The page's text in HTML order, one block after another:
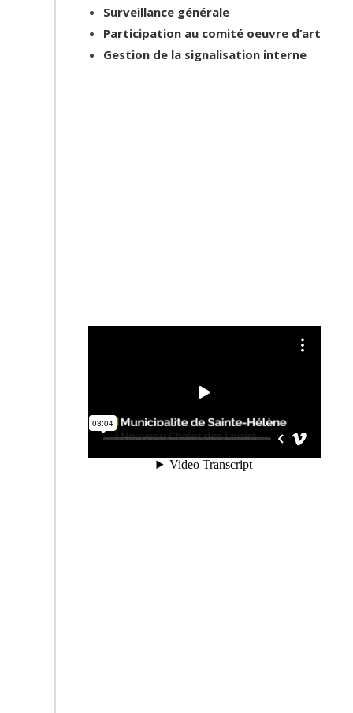
Surveillance générale
Participation au comité oeuvre d’art
Gestion de la signalisation interne